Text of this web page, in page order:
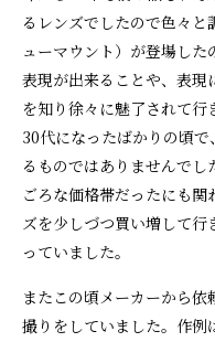
るレンズでしたので色々と
ューマウント）が登場し
表現が出来ることや、表
を知り徐々に魅了されて
30代になったばかりの頃
るものではありませんで
ごろな価格帯だったにも
ズを少しづつ買い増して
っていました。
またこの頃メーカーから
撮りをしていました。作例